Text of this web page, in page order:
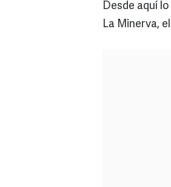
Desde aquí
La Minerva,